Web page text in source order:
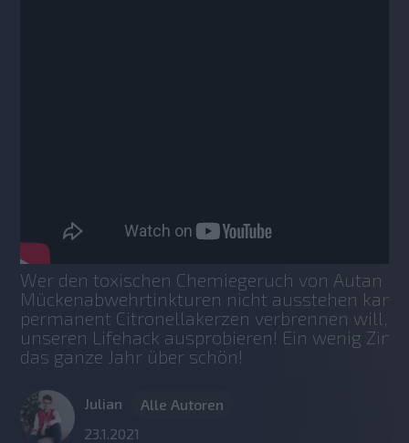
Wer den toxischen Chemiegeruch von Autan
Mückenabwehrtinkturen nicht ausstehen
permanent Citronellakerzen verbrennen will,
unseren Lifehack ausprobieren! Ein wenig
das ganze Jahr über schön!
Julian
Alle Autoren
23.1.2021